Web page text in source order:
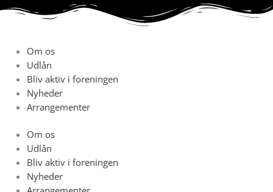
Gå
Om os
Udlån
Bliv aktiv i foreningen
Nyheder
Arrangementer
Om os
Udlån
Bliv aktiv i foreningen
Nyheder